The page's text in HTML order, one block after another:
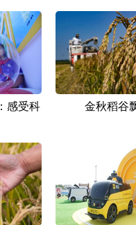
感受科
金秋稻谷